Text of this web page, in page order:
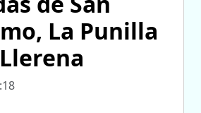
La Punilla